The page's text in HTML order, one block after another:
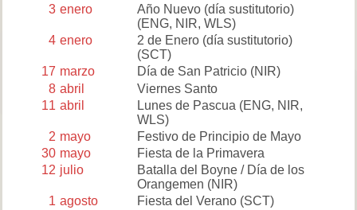
3 enero
Año Nuevo (día sustitutorio)
(ENG, NIR, WLS)
4 enero
2 de Enero (día sustitutorio)
(SCT)
17 marzo Día de San Patricio(NIR)
8 abril
Viernes Santo
11 abril Lunes de Pascua (ENG, NIR,
WLS)
2 mayo
Festivo de Principio de Mayo
30 mayo
Fiesta de la Primavera
12 julio
Batalla del Boyne / Día de los
Orangemen (NIR)
1 agosto Fiesta del Verano(SCT)